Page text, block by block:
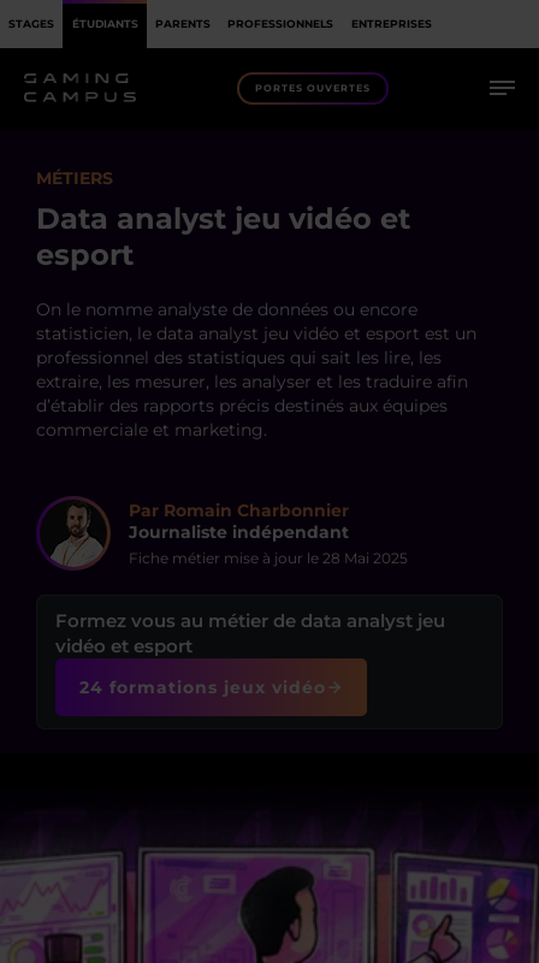
STAGES ÉTUDIANTS PARENTS PROFESSIONNELS ENTREPRISES
PORTES OUVERTES
MÉTIERS
Data analyst jeu vidéo et
esport
On le nomme analyste de données ou encore
statisticien, le data analyst jeu vidéo et esport est un
professionnel des statistiques qui sait les lire, les
extraire, les mesurer, les analyser et les traduire afin
d’établir des rapports précis destinés aux équipes
commerciale et marketing.
Par Romain Charbonnier
Journaliste indépendant
Fiche métier mise à jour le 28 Mai 2025
Formez vous au métier de data analyst jeu
vidéo et esport
24 formations jeux vidéo